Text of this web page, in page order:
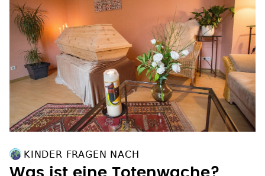
KINDER FRAGEN NACH